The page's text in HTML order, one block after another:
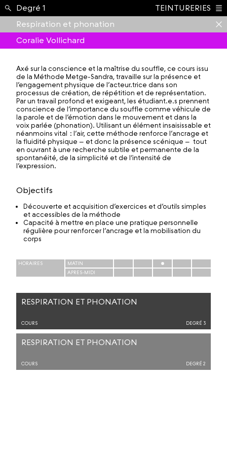
Enseignement ›
Degré 1
TEINTURERIES
Respiration et phonation
Coralie Vollichard
Axé sur la conscience et la maîtrise du souffle, ce cours issu
de la Méthode Metge-Sandra, travaille sur la présence et
l’engagement physique de l’acteur.trice dans son
processus de création, de répétition et de représentation.
Par un travail profond et exigeant, les étudiant.e.s prennent
conscience de l’importance du souffle comme véhicule de
la parole et de l’émotion dans le mouvement et dans la
voix parlée (phonation). Utilisant un élément insaisissable et
néanmoins vital : l’air, cette méthode renforce l’ancrage et
la fluidité physique – et donc la présence scénique – tout
en ouvrant à une recherche subtile et permanente de la
spontanéité, de la simplicité et de l’intensité de
l’expression.
Objectifs
Découverte et acquisition d’exercices et d’outils simples
et accessibles de la méthode
Capacité à mettre en place une pratique personnelle
régulière pour renforcer l’ancrage et la mobilisation du
corps
HORAIRES
MATIN
APRES-MIDI
RESPIRATION ET PHONATION
COURS DEGRÉ 3
RESPIRATION ET PHONATION
COURS DEGRÉ 2